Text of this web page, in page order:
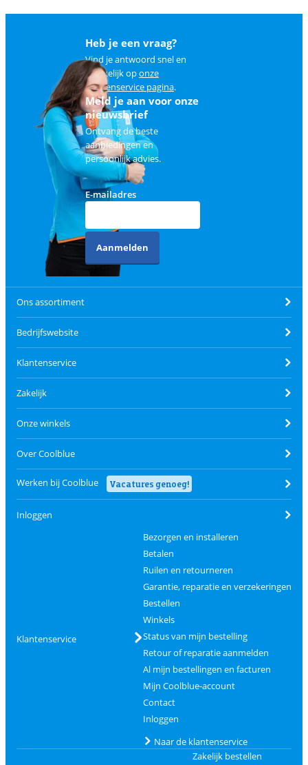
Heb je een vraag?
Vind je antwoord snel en
makkelijk oponze
klantenservice pagina.
Meld je aan voor onze
nieuwsbrief
Ontvang de beste
aanbiedingen en
persoonlijk advies.
E-mailadres
Aanmelden
Ons assortiment
Bedrijfswebsite
Klantenservice
Zakelijk
Onze winkels
Over Coolblue
Werken bij Coolblue Vacatures genoeg!
Inloggen
Klantenservice
Bezorgen en installeren
Betalen
Ruilen en retourneren
Garantie, reparatie en verzekeringen
Bestellen
Winkels
Status van mijn bestelling
Retour of reparatie aanmelden
Al mijn bestellingen en facturen
Mijn Coolblue-account
Contact
Inloggen
Naar de klantenservice
Zakelijk bestellen